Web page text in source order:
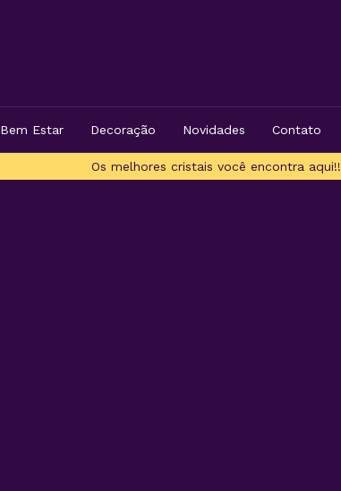
Os melhores cristais você encontra aqui!!
Bem Estar Decoração Novidades Contato